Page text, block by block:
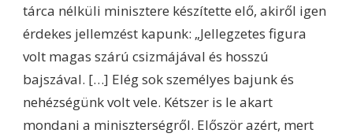
tárca nélküli minisztere készítette elő, akiről igen
érdekes jellemzést kapunk: „Jellegzetes figura
volt magas szárú csizmájával és hosszú
bajszával. […] Elég sok személyes bajunk és
nehézségünk volt vele. Kétszer is le akart
mondani a miniszterségről. Először azért, mert